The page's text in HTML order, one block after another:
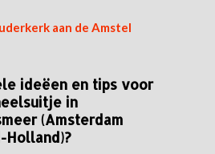
aan de Amstel
ideëen en tips voor
in
(Amsterdam
Holland)?